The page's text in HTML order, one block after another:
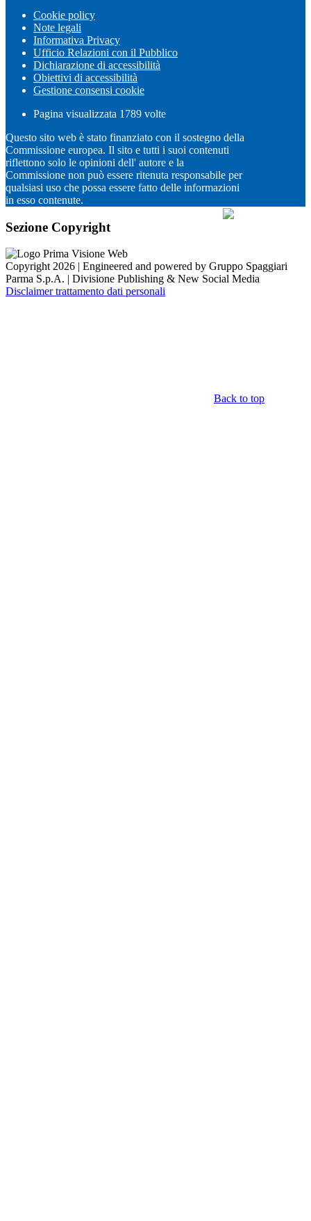
Cookie policy
Note legali
Informativa Privacy
Ufficio Relazioni con il Pubblico
Dichiarazione di accessibilità
Obiettivi di accessibilità
Gestione consensi cookie
Pagina visualizzata 1789 volte
Questo sito web è stato finanziato con il sostegno della
Commissione europea. Il sito e tutti i suoi contenuti
riflettono solo le opinioni dell' autore e la
Commissione non può essere ritenuta responsabile per
qualsiasi uso che possa essere fatto delle informazioni
in esso contenute.
Sezione Copyright
Copyright 2026 | Engineered and powered by Gruppo Spaggiari
Parma S.p.A. | Divisione Publishing & New Social Media
Disclaimer trattamento dati personali
Back to top